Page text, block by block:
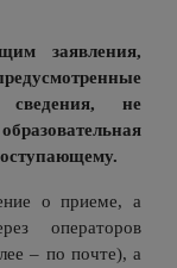
заявления,
не
о приеме, а
операторов
– по почте), а